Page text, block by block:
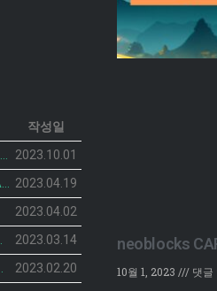
작성일
2023.10.01
2023.04.19
2023.04.02
2023.03.14
2023.02.20
neoblocks
10월 1, 2023
댓글